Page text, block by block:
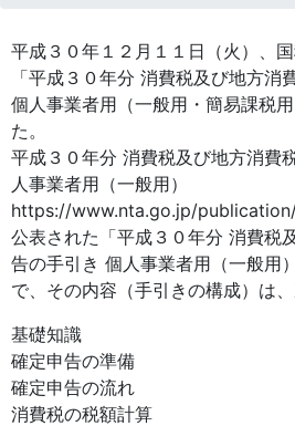
平成３０年１２月１１日（火）、
「平成３０年分 消費税及び地方消
個人事業者用（一般用・簡易課税
た。
平成３０年分 消費税及び地方消費
人事業者用（一般用）
https://www.nta.go.jp/
公表された「平成３０年分 消費税
告の手引き 個人事業者用（一般用
で、その内容（手引きの構成）は、
基礎知識
確定申告の準備
確定申告の流れ
消費税の税額計算